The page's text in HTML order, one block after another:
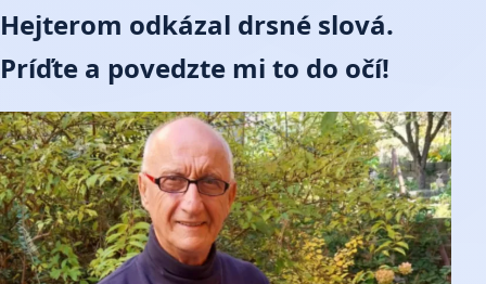
Hejterom odkázal drsné slová.
Príďte a povedzte mi to do očí!